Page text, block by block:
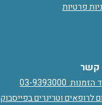
פרטיות
קשר
03-9393000
לרופאים וטרינרים בפייסבוק